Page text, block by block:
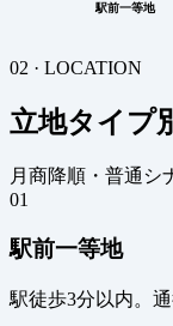
駅前一等地
02 · LOCATION
立地タイプ
月商降順・普通シ
01
駅前一等地
駅徒歩3分以内。